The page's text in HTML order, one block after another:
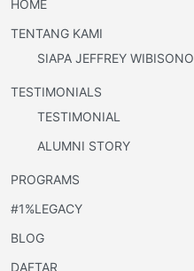
HOME
TENTANG KAMI
SIAPA JEFFREY WIBISONO
TESTIMONIALS
TESTIMONIAL
ALUMNI STORY
PROGRAMS
#1%LEGACY
BLOG
DAFTAR